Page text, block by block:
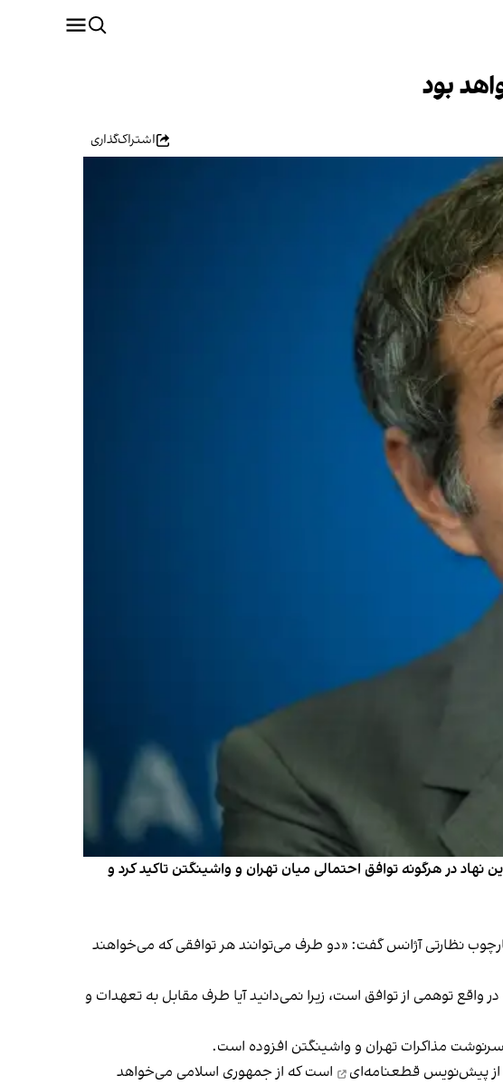
بود
اشتراک‌گذاری
نهاد در هرگونه توافق احتمالی میان تهران و واشینگتن تاکید کرد و
نظارتی آژانس گفت: «دو طرف می‌توانند هر توافقی که می‌خواهند
واقع توهمی از توافق است، زیرا نمی‌دانید آیا طرف مقابل به تعهدات و
سرنوشت مذاکرات تهران و واشینگتن افزوده است.
پیش‌نویس قطعنامه‌ای
است که از جمهوری اسلامی می‌خواهد